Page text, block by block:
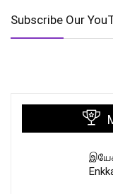
Subscribe Our